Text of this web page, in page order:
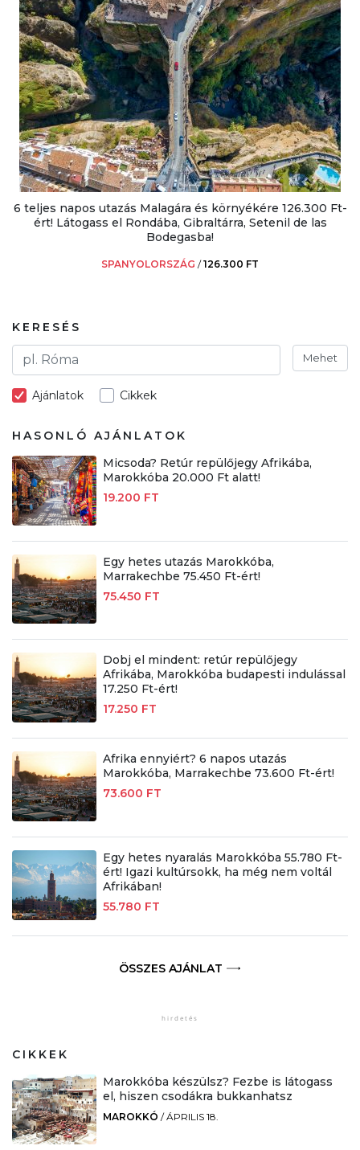
6 teljes napos utazás Malagára és környékére 126.300 Ft-
ért! Látogass el Rondába, Gibraltárra, Setenil de las
Bodegasba!
SPANYOLORSZÁG /126.300 FT
KERESÉS
Mehet
Ajánlatok Cikkek
HASONLÓ AJÁNLATOK
Micsoda? Retúr repülőjegy Afrikába,
Marokkóba 20.000 Ft alatt!
19.200 FT
Egy hetes utazás Marokkóba,
Marrakechbe 75.450 Ft-ért!
75.450 FT
Dobj el mindent: retúr repülőjegy
Afrikába, Marokkóba budapesti indulással
17.250 Ft-ért!
17.250 FT
Afrika ennyiért? 6 napos utazás
Marokkóba, Marrakechbe 73.600 Ft-ért!
73.600 FT
Egy hetes nyaralás Marokkóba 55.780 Ft-
ért! Igazi kultúrsokk, ha még nem voltál
Afrikában!
55.780 FT
ÖSSZES AJÁNLAT
CIKKEK
Marokkóba készülsz? Fezbe is látogass
el, hiszen csodákra bukkanhatsz
MAROKKÓ /ÁPRILIS 18.